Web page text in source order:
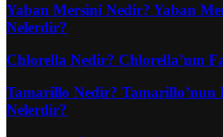
Yaban Mersini Nedir? Yaban
Nelerdir?
Chlorella Nedir? Chlorella’nın
Tamarillo Nedir? Tamarillo’nun
Nelerdir?